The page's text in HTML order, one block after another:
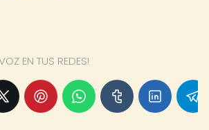
EN TUS REDES!